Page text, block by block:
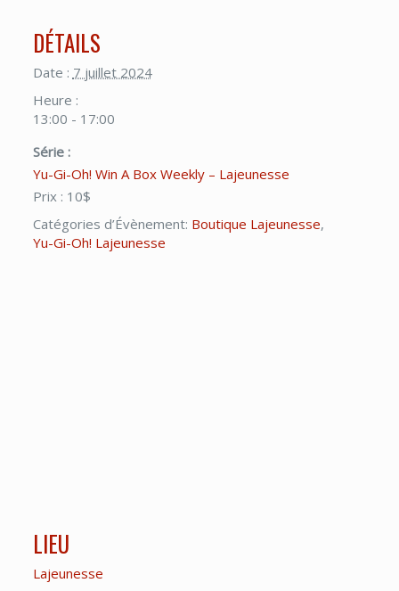
DÉTAILS
Date : 7 juillet 2024
Heure :
13:00 - 17:00
Série :
Yu-Gi-Oh! Win A Box Weekly – Lajeunesse
Prix : 10$
Catégories d’Évènement: Boutique Lajeunesse,
Yu-Gi-Oh! Lajeunesse
LIEU
Lajeunesse